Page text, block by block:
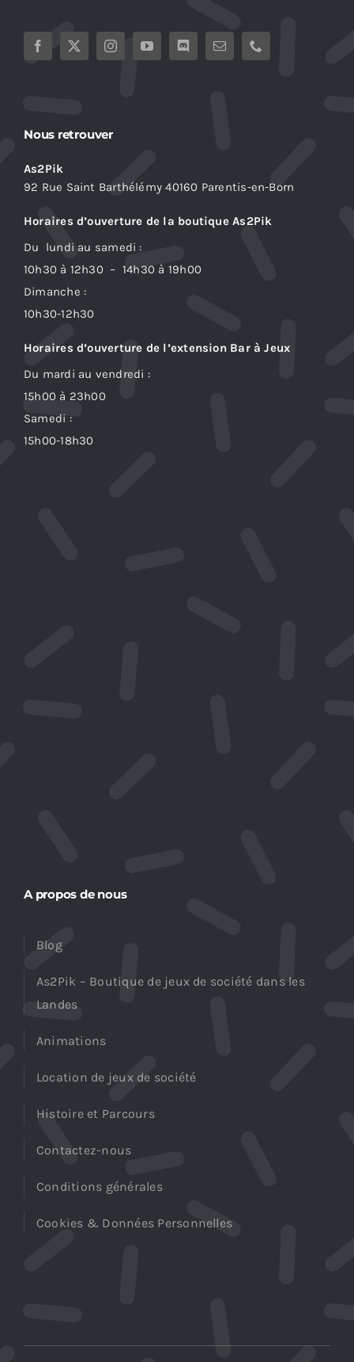
Nous retrouver
As2Pik
92 Rue Saint Barthélémy 40160 Parentis-en-Born
Horaires d’ouverture de la boutique As2Pik
Du lundi au samedi :
10h30 à 12h30 – 14h30 à 19h00
Dimanche :
10h30-12h30
Horaires d’ouverture de l’extension Bar à Jeux
Du mardi au vendredi :
15h00 à 23h00
Samedi :
15h00-18h30
A propos de nous
Blog
As2Pik – Boutique de jeux de société dans les
Landes
Animations
Location de jeux de société
Histoire et Parcours
Contactez-nous
Conditions générales
Cookies & Données Personnelles